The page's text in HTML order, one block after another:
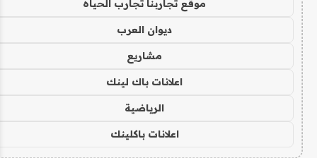
موقع تجاربنا تجارب الحياه
ديوان العرب
مشاريع
اعلانات باك لينك
الرياضية
اعلانات باكلينك